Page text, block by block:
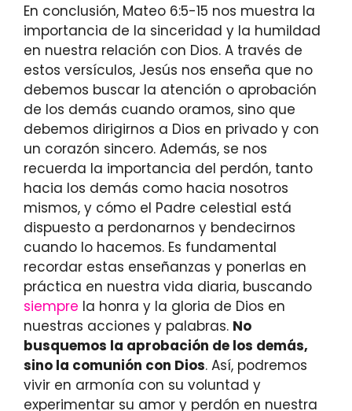
En conclusión, Mateo 6:5-15 nos muestra la
importancia de la sinceridad y la humildad
en nuestra relación con Dios. A través de
estos versículos, Jesús nos enseña que no
debemos buscar la atención o aprobación
de los demás cuando oramos, sino que
debemos dirigirnos a Dios en privado y con
un corazón sincero. Además, se nos
recuerda la importancia del perdón, tanto
hacia los demás como hacia nosotros
mismos, y cómo el Padre celestial está
dispuesto a perdonarnos y bendecirnos
cuando lo hacemos. Es fundamental
recordar estas enseñanzas y ponerlas en
práctica en nuestra vida diaria, buscando
siempre la honra y la gloria de Dios en
nuestras acciones y palabras. No
busquemos la aprobación de los demás,
sino la comunión con Dios. Así, podremos
vivir en armonía con su voluntad y
experimentar su amor y perdón en nuestra